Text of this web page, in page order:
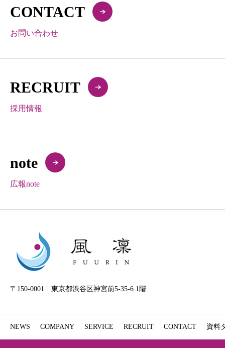
CONTACT
お問い合わせ
RECRUIT
採用情報
note
広報note
〒150-0001 東京都渋谷区神宮前5-35-6 1階
NEWS COMPANY SERVICE RECRUIT CONTACT 資料